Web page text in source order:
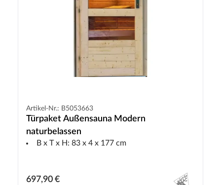
Artikel-Nr.: B5053663
Türpaket Außensauna Modern
naturbelassen
B x T x H: 83 x 4 x 177 cm
697,90 €